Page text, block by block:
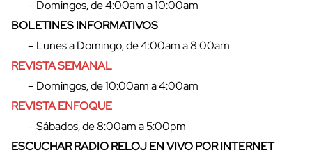
– Domingos, de 4:00am a 10:00am
BOLETINES INFORMATIVOS
– Lunes a Domingo, de 4:00am a 8:00am
REVISTA SEMANAL
– Domingos, de 10:00am a 4:00am
REVISTA ENFOQUE
– Sábados, de 8:00am a 5:00pm
ESCUCHAR RADIO RELOJ EN VIVO POR INTERNET